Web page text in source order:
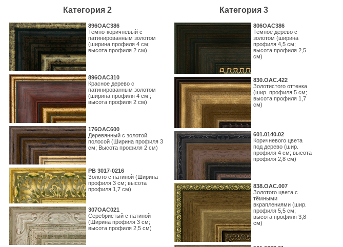
Категория 2 Категория 3
896OAC386
Темно-коричневый с
патинированным золотом
(ширина профиля 4 см;
высота профиля 2 см)
896OAC310
Красное дерево с
патинированным золотом
(ширина профиля 4 см ;
высота профиля 2 см)
176OAC600
Деревянный с золотой
полосой (Ширина профиля 3
см; Высота профиля 2 см)
PB 3017-0216
Золото с патиной (Ширина
профиля 3 см; высота
профиля 1,7 см)
307OAC021
Серебристый с патиной
(Ширина профиля 3 см;
высота профиля 2,5 см)
806OAC386
Темное дерево с
золотом (ширина
профиля 4,5 см;
высота профиля 2,5
см)
830.ОАС.422
Золотистого оттенка
(шир. профиля 5 см;
высота профиля 1,7
см)
601.0140.02
Коричневого цвета
под дерево (шир.
профиля 4 см; высота
профиля 2,8 см)
838.ОАС.007
Золотого цвета с
тёмными
вкраплениями (шир.
профиля 5,5 см;
высота профиля 3,8
см)